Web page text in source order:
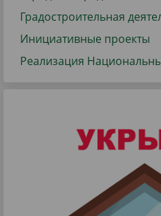
Градостроительная
Инициативные проекты
Реализация